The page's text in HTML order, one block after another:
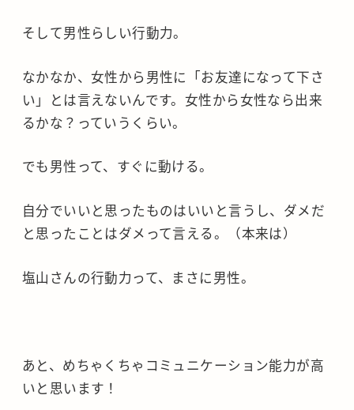
そして男性らしい行動力。
なかなか、女性から男性に「お友達になって下さ
い」とは言えないんです。女性から女性なら出来
るかな？っていうくらい。
でも男性って、すぐに動ける。
自分でいいと思ったものはいいと言うし、ダメだ
と思ったことはダメって言える。（本来は）
塩山さんの行動力って、まさに男性。
あと、めちゃくちゃコミュニケーション能力が高
いと思います！